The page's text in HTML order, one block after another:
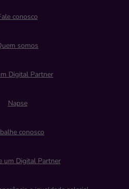
conosco
somos
Digital Partner
Napse
conosco
um Digital Partner